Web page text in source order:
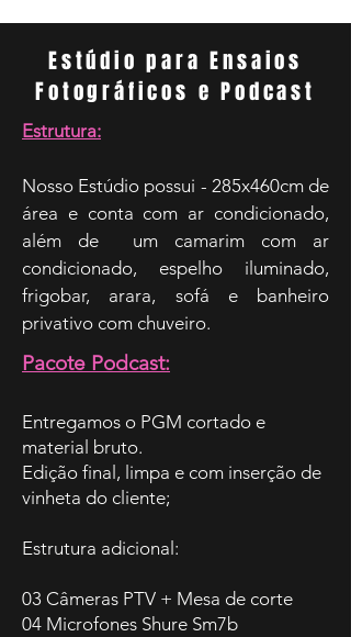
Estúdio para Ensaios
Fotográficos e Podcast
Estrutura:
Nosso Estúdio possui - 285x460cm de
área e conta com ar condicionado,
além de um camarim com ar
condicionado, espelho iluminado,
frigobar, arara, sofá e banheiro
privativo com chuveiro.
Pacote Podcast:
Entregamos o PGM cortado e
material bruto.
Edição final, limpa e com inserção de
vinheta do cliente;
Estrutura adicional:
03 Câmeras PTV + Mesa de corte
04 Microfones Shure Sm7b